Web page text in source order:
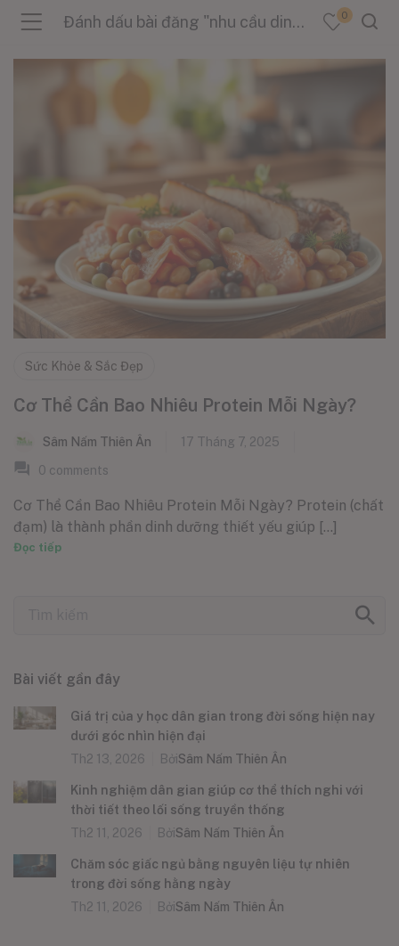
(Danh Mục )
(Tin Tức )
Đánh dấu bài đăng "nhu cầu dinh dưỡng" 0
Sức Khỏe & Sắc Đẹp
Cơ Thể Cần Bao Nhiêu Protein Mỗi Ngày?
Sâm Nấm Thiên Ân
17 Tháng 7, 2025
0 comments
Cơ Thể Cần Bao Nhiêu Protein Mỗi Ngày? Protein (chất
đạm) là thành phần dinh dưỡng thiết yếu giúp [...]
Đọc tiếp
Bài viết gần đây
Giá trị của y học dân gian trong đời sống hiện nay
dưới góc nhìn hiện đại
Th2 13, 2026
BởiSâm Nấm Thiên Ân
Kinh nghiệm dân gian giúp cơ thể thích nghi với
thời tiết theo lối sống truyền thống
Th2 11, 2026
BởiSâm Nấm Thiên Ân
Chăm sóc giấc ngủ bằng nguyên liệu tự nhiên
trong đời sống hằng ngày
Th2 11, 2026
BởiSâm Nấm Thiên Ân